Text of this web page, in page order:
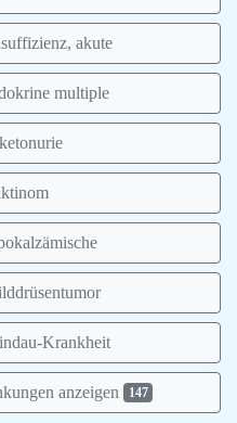
akute
multiple
Krankheit
anzeigen 147